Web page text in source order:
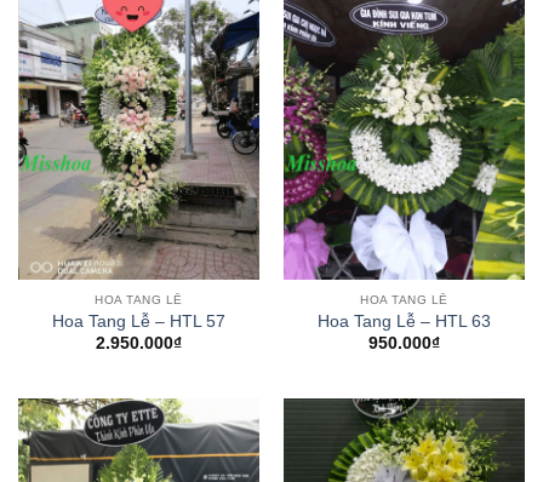
HOA TANG LỄ
Hoa Tang Lễ – HTL 57
2.950.000₫
HOA TANG LỄ
Hoa Tang Lễ – HTL 63
950.000₫